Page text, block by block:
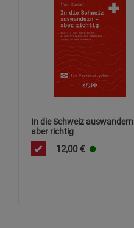
In die Schweiz auswandern
aber richtig
12,00 €